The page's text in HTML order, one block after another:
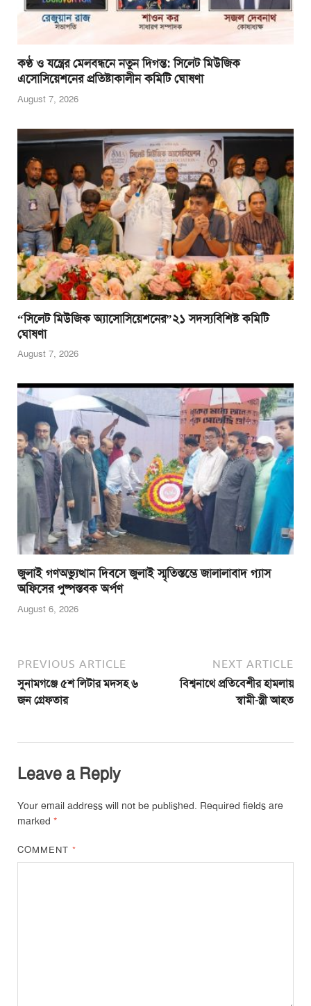
কণ্ঠ ও যন্ত্রের মেলবন্ধনে নতুন দিগন্ত: সিলেট মিউজিক
এসোসিয়েশনের প্রতিষ্টাকালীন কমিটি ঘোষণা
August 7, 2026
“সিলেট মিউজিক অ্যাসোসিয়েশনের”২১ সদস্যবিশিষ্ট কমিটি
ঘোষণা
August 7, 2026
জুলাই গণঅভ্যুত্থান দিবসে জুলাই স্মৃতিস্তম্ভে জালালাবাদ গ্যাস
অফিসের পুষ্পস্তবক অর্পণ
August 6, 2026
PREVIOUS ARTICLE
সুনামগঞ্জে ৫শ লিটার মদসহ ৬
জন গ্রেফতার
NEXT ARTICLE
বিশ্বনাথে প্রতিবেশীর হামলায়
স্বামী-স্ত্রী আহত
Leave a Reply
Your email address will not be published. Required fields are
marked *
COMMENT*